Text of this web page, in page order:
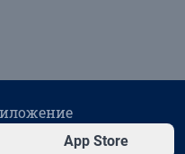
App Store